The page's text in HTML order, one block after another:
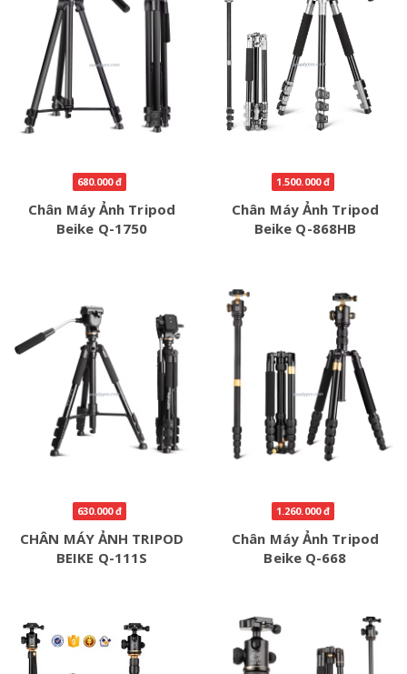
680.000 đ
Chân Máy Ảnh Tripod
Beike Q-1750
1.500.000 đ
Chân Máy Ảnh Tripod
Beike Q-868HB
630.000 đ
CHÂN MÁY ẢNH TRIPOD
BEIKE Q-111S
1.260.000 đ
Chân Máy Ảnh Tripod
Beike Q-668